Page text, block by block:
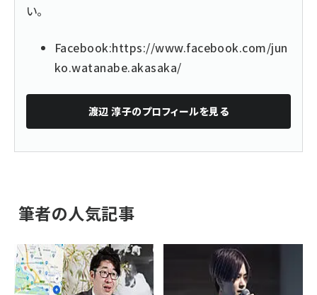
い。
Facebook:https://www.facebook.com/jun
ko.watanabe.akasaka/
渡辺 淳子のプロフィールを見る
筆者の人気記事